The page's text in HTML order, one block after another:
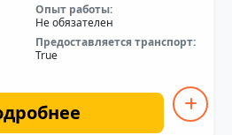
Опыт работы:
Не обязателен
Предоставляется транспорт:
True